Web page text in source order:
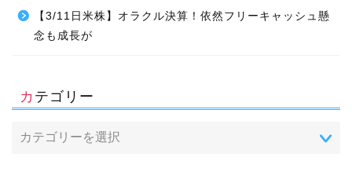
【3/11日米株】オラクル決算！依然フリーキャッシュ懸
念も成長が
カテゴリー